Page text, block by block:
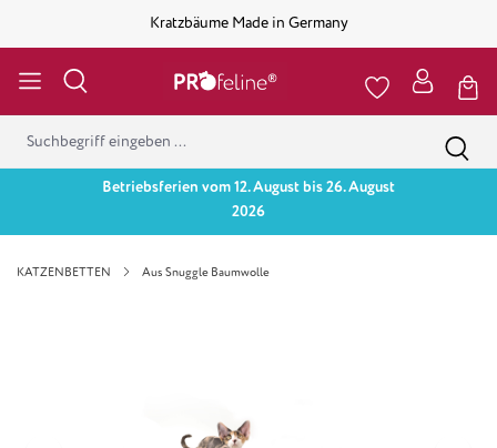
Kratzbäume Made in Germany
Betriebsferien vom 12. August bis 26. August
2026
KATZENBETTEN Aus Snuggle Baumwolle